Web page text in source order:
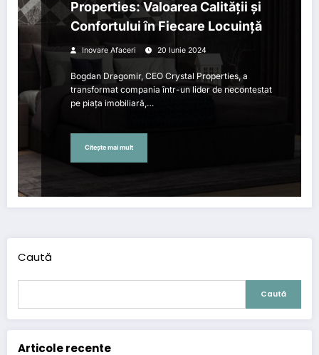
Properties: Valoarea Calității și
Confortului în Fiecare Locuință
Inovare Afaceri 20 Iunie 2024
Bogdan Dragomir, CEO Crystal Properties, a
transformat compania într-un lider de necontestat
pe piața imobiliară,…
Citește mai mult
Caută
Caută
Articole recente